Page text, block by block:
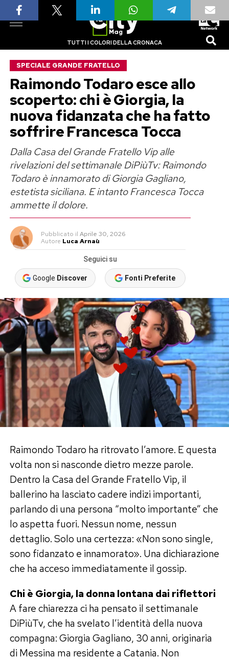
TUTTI I COLORI DELLA CRONACA
SPECIALE GRANDE FRATELLO
Raimondo Todaro esce allo
scoperto: chi è Giorgia, la
nuova fidanzata che ha fatto
soffrire Francesca Tocca
Dalla Casa del Grande Fratello Vip alle
rivelazioni del settimanale DiPiùTv: Raimondo
Todaro è innamorato di Giorgia Gagliano,
estetista siciliana. E intanto Francesca Tocca
ammette il dolore.
Pubblicato il Aprile 30, 2026
Autore Luca Arnaù
Seguici su
Google Discover Fonti Preferite
Raimondo Todaro ha ritrovato l’amore. E questa
volta non si nasconde dietro mezze parole.
Dentro la Casa del Grande Fratello Vip, il
ballerino ha lasciato cadere indizi importanti,
parlando di una persona “molto importante” che
lo aspetta fuori. Nessun nome, nessun
dettaglio. Solo una certezza: «Non sono single,
sono fidanzato e innamorato». Una dichiarazione
che ha acceso immediatamente il gossip.
Chi è Giorgia, la donna lontana dai riflettori
A fare chiarezza ci ha pensato il settimanale
DiPiùTv, che ha svelato l’identità della nuova
compagna: Giorgia Gagliano, 30 anni, originaria
di Messina ma residente a Catania. Non